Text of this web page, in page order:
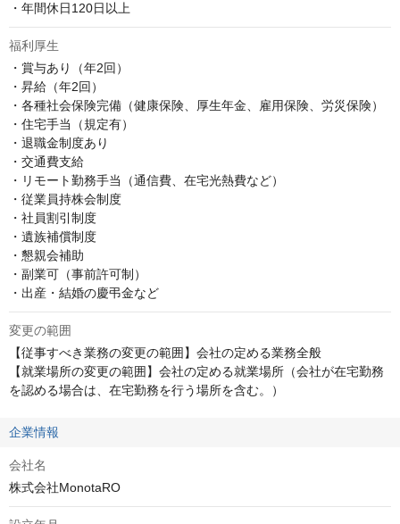
・年間休日120日以上
福利厚生
・賞与あり（年2回）
・昇給（年2回）
・各種社会保険完備（健康保険、厚生年金、雇用保険、労災保険）
・住宅手当（規定有）
・退職金制度あり
・交通費支給
・リモート勤務手当（通信費、在宅光熱費など）
・従業員持株会制度
・社員割引制度
・遺族補償制度
・懇親会補助
・副業可（事前許可制）
・出産・結婚の慶弔金など
変更の範囲
【従事すべき業務の変更の範囲】会社の定める業務全般
【就業場所の変更の範囲】会社の定める就業場所（会社が在宅勤務
を認める場合は、在宅勤務を行う場所を含む。）
企業情報
会社名
株式会社MonotaRO